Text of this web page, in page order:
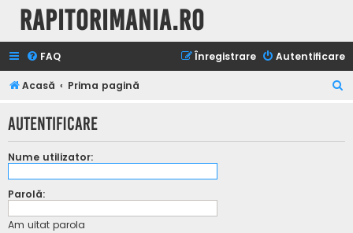
Rapitorimania.ro
FAQ Autentificare
Înregistrare
Acasă Prima pagină
t
Autentificare
Nume utilizator:
Parolă:
Am uitat parola